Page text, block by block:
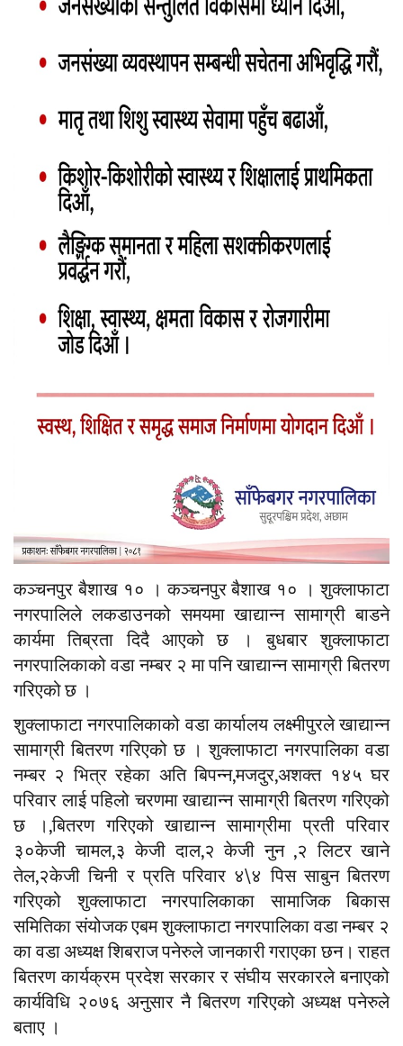
कञ्चनपुर बैशाख १० । कञ्चनपुर बैशाख १० । शुक्लाफाटा
नगरपालिले लकडाउनको समयमा खाद्यान्न सामाग्री बाडने
कार्यमा तिब्रता दिदै आएको छ । बुधबार शुक्लाफाटा
नगरपालिकाको वडा नम्बर २ मा पनि खाद्यान्न सामाग्री बितरण
गरिएको छ ।
शुक्लाफाटा नगरपालिकाको वडा कार्यालय लक्ष्मीपुरले खाद्यान्न
सामाग्री बितरण गरिएको छ । शुक्लाफाटा नगरपालिका वडा
नम्बर २ भित्र रहेका अति बिपन्न,मजदुर,अशक्त १४५ घर
परिवार लाई पहिलो चरणमा खाद्यान्न सामाग्री बितरण गरिएको
छ ।,बितरण गरिएको खाद्यान्न सामाग्रीमा प्रती परिवार
३०केजी चामल,३ केजी दाल,२ केजी नुन ,२ लिटर खाने
तेल,२केजी चिनी र प्रति परिवार ४\४ पिस साबुन बितरण
गरिएको शुक्लाफाटा नगरपालिकाका सामाजिक बिकास
समितिका संयोजक एबम शुक्लाफाटा नगरपालिका वडा नम्बर २
का वडा अध्यक्ष शिबराज पनेरुले जानकारी गराएका छन। राहत
बितरण कार्यक्रम प्रदेश सरकार र संघीय सरकारले बनाएको
कार्यविधि २०७६ अनुसार नै बितरण गरिएको अध्यक्ष पनेरुले
बताए ।